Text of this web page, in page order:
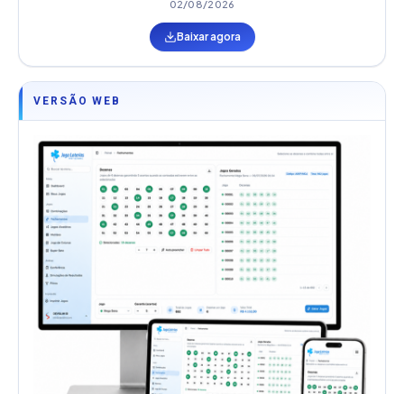
02/08/2026
Baixar agora
VERSÃO WEB